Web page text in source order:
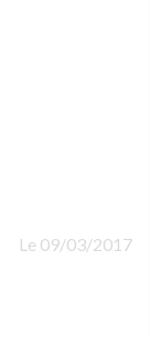
Le 09/03/2017